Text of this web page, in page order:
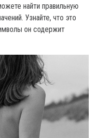
найти правильную
Узнайте, что это
он содержит